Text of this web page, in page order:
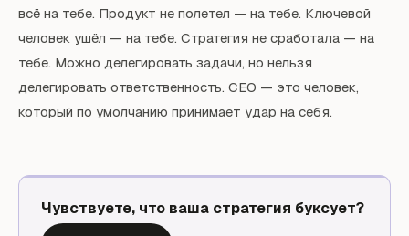
всё на тебе. Продукт не полетел — на тебе. Ключевой
человек ушёл — на тебе. Стратегия не сработала — на
тебе. Можно делегировать задачи, но нельзя
делегировать ответственность. CEO — это человек,
который по умолчанию принимает удар на себя.
Чувствуете, что ваша стратегия буксует?